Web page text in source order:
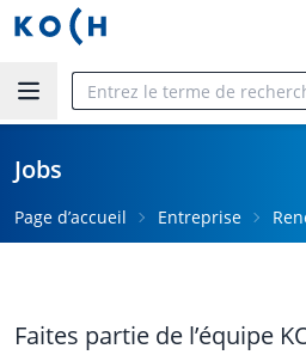
Aller au contenu principal
Jobs
Page d’accueil Entreprise
Faites partie de l’équipe